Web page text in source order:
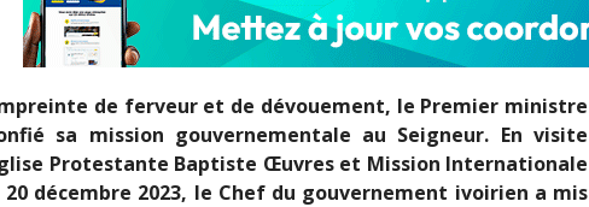
de ferveur et de dévouement, le Premier ministre
sa mission gouvernementale au Seigneur. En visite
Protestante Baptiste Œuvres et Mission Internationale
20 décembre 2023, le Chef du gouvernement ivoirien a mis